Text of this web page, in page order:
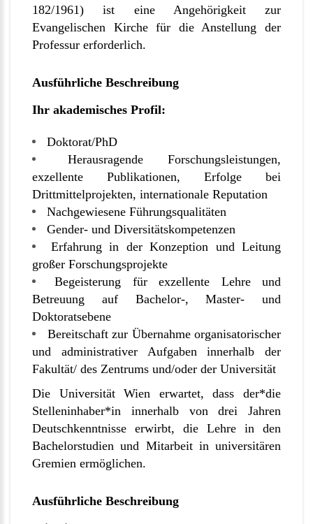
182/1961) ist eine Angehörigkeit zur
Evangelischen Kirche für die Anstellung der
Professur erforderlich.
Ausführliche Beschreibung
Ihr akademisches Profil:
Doktorat/PhD
Herausragende Forschungsleistungen,
exzellente Publikationen, Erfolge bei
Drittmittelprojekten, internationale Reputation
Nachgewiesene Führungsqualitäten
Gender- und Diversitätskompetenzen
Erfahrung in der Konzeption und Leitung
großer Forschungsprojekte
Begeisterung für exzellente Lehre und
Betreuung auf Bachelor-, Master- und
Doktoratsebene
Bereitschaft zur Übernahme organisatorischer
und administrativer Aufgaben innerhalb der
Fakultät/ des Zentrums und/oder der Universität
Die Universität Wien erwartet, dass der*die
Stelleninhaber*in innerhalb von drei Jahren
Deutschkenntnisse erwirbt, die Lehre in den
Bachelorstudien und Mitarbeit in universitären
Gremien ermöglichen.
Ausführliche Beschreibung